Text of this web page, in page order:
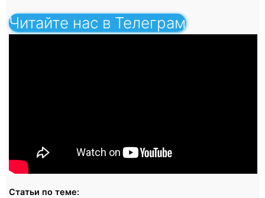
Читайте нас в Телеграм
Статьи по теме: